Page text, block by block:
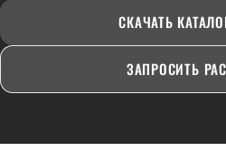
СКАЧАТЬ
ЗАПРОСИТЬ